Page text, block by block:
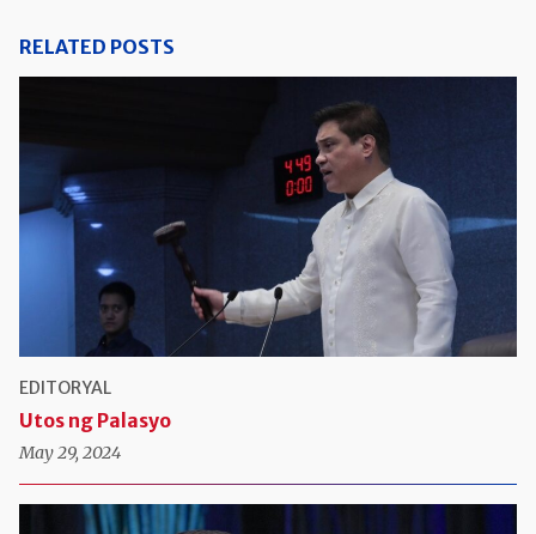
RELATED POSTS
EDITORYAL
Utos ng Palasyo
May 29, 2024